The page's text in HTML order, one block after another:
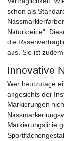
schon als
Naturkreide".
die
aus. Sie ist
Innovative
Wer heutzutage
angesichts der
Markierungen
Markierungslinie